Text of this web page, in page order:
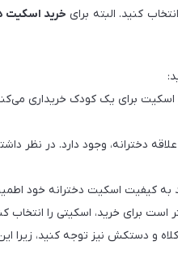
کنید. البته برای خرید اسکیت
اسکیت برای یک کودک خریداری
دخترانه، وجود دارد. در نظر
و دستکش نیز توجه کنید، زیرا